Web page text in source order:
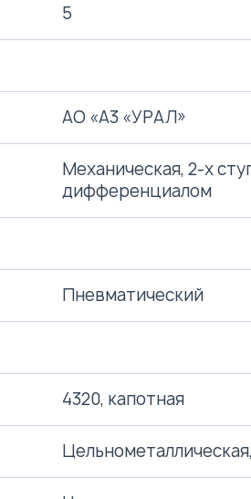
5
АО «A3 «УРАЛ»
Механическая, 2-х
дифференциалом
Пневматический
4320, капотная